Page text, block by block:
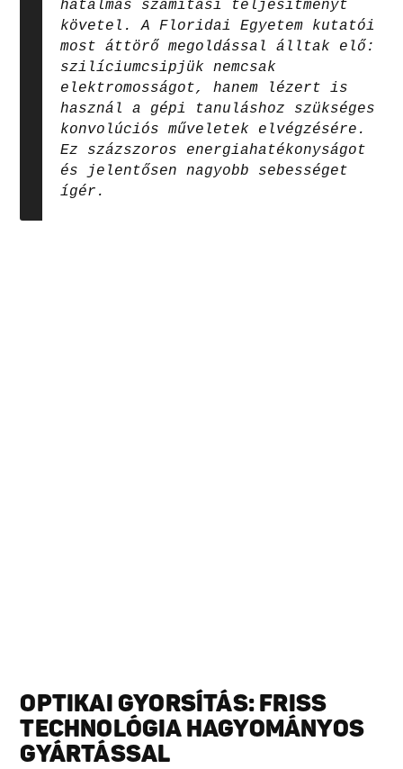
hatalmas számítási teljesítményt
követel. A Floridai Egyetem kutatói
most áttörő megoldással álltak elő:
szilíciumcsipjük nemcsak
elektromosságot, hanem lézert is
használ a gépi tanuláshoz szükséges
konvolúciós műveletek elvégzésére.
Ez százszoros energiahatékonyságot
és jelentősen nagyobb sebességet
ígér.
OPTIKAI GYORSÍTÁS: FRISS
TECHNOLÓGIA HAGYOMÁNYOS
GYÁRTÁSSAL